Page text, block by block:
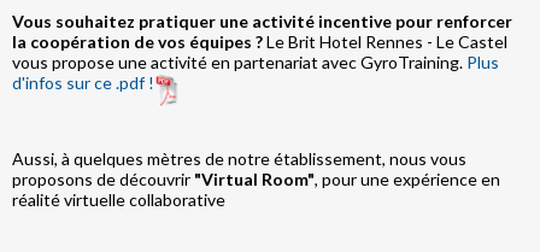
Vous souhaitez pratiquer une activité incentive pour renforcer
la coopération de vos équipes ?Le Brit Hotel Rennes - Le Castel
vous propose une activité en partenariat avec GyroTraining. Plus
d'infos sur ce .pdf !
Aussi, à quelques mètres de notre établissement, nous vous
proposons de découvrir "Virtual Room", pour une expérience en
réalité virtuelle collaborative